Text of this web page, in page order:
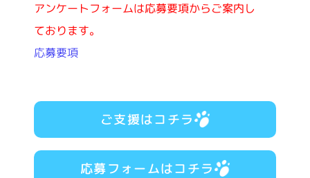
アンケートフォームは応募要項からご案内し
ております。
応募要項
ご支援はコチラ
応募フォームはコチラ